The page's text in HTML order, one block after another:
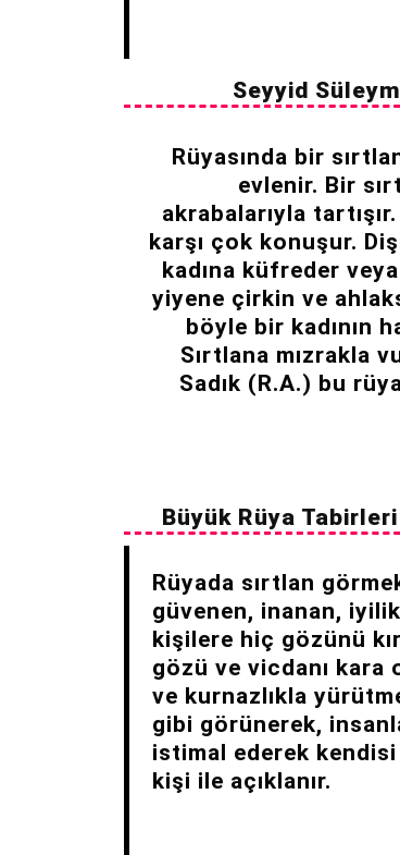
Seyyid
Rüyasında bir
evlenir. Bir
akrabalarıyla
karşı çok konuşur.
kadına küfreder
yiyene çirkin ve
böyle bir kadının
Sırtlana mızrakla
Sadık (R.A.) bu
Büyük Rüya
Rüyada sırtlan
güvenen, inanan,
kişilere hiç gözünü
gözü ve vicdanı
ve kurnazlıkla
gibi görünerek,
istimal ederek
kişi ile açıklanır.